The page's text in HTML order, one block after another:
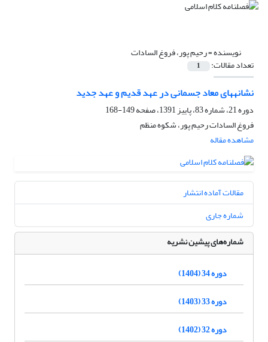
نویسنده =رحیم‏ پور، فروغ ‏السادات
تعداد مقالات: 1
نشانه‏های معاد جسمانی در عهد قدیم و عهد جدید
دوره 21، شماره 83، پاییز 1391، صفحه
149-168
فروغ ‏السادات رحیم‏ پور، شکوه منظم
مشاهده مقاله
مقالات آماده انتشار
شماره جاری
شماره‌های پیشین نشریه
دوره 34 (1404)
دوره 33 (1403)
دوره 32 (1402)